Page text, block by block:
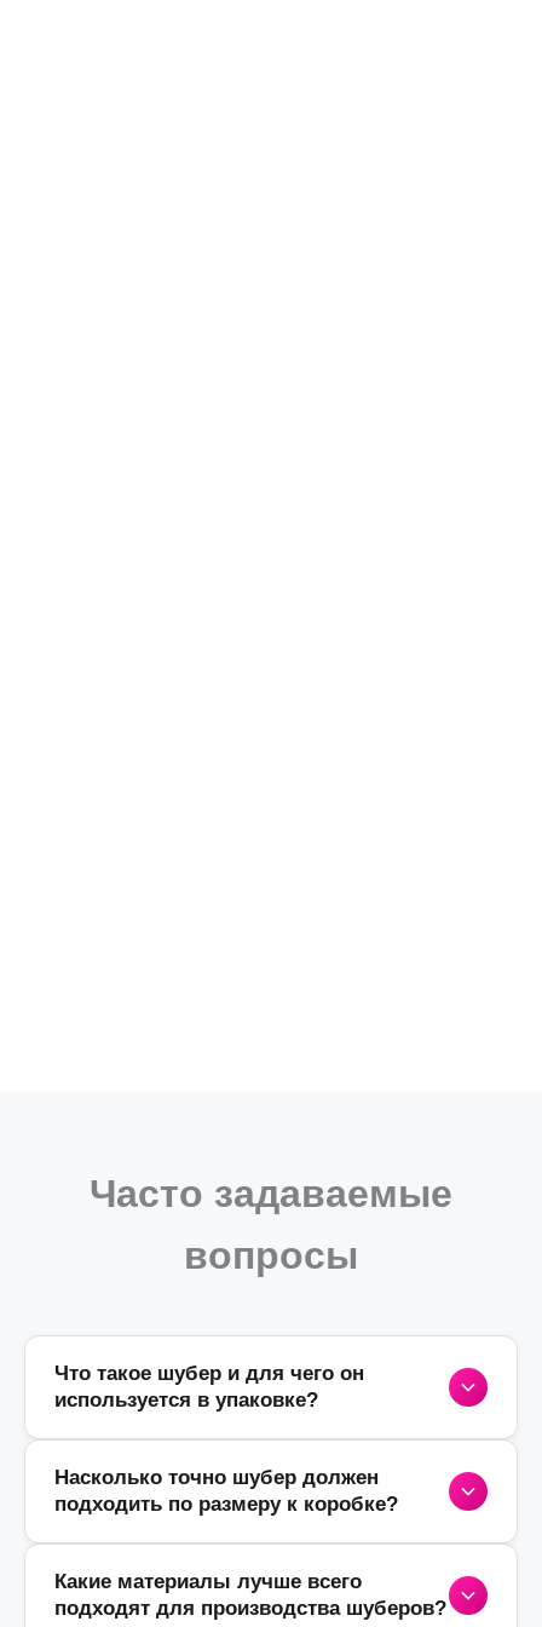
Часто задаваемые
вопросы
Что такое шубер и для чего он
используется в упаковке?
Шубер(или обечайка) — это
декоративный картонный чехол в форме
самых эффективных способов
брендирования упаковки, позволяющий
Насколько точно шубер должен
подходить по размеру к коробке?
В этом вопросе важна ювелирная точность.
Если шубер будет слишком велик, он
Какие материалы лучше всего
подходят для производства шуберов?